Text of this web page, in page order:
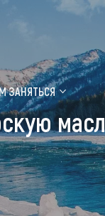
Где
ЗАНЯТЬСЯ